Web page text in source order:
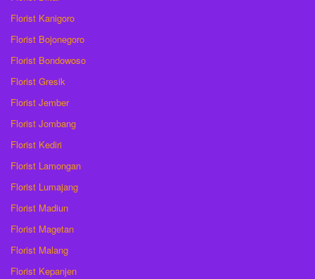
Florist Kanigoro
Florist Bojonegoro
Florist Bondowoso
Florist Gresik
Florist Jember
Florist Jombang
Florist Kediri
Florist Lamongan
Florist Lumajang
Florist Madiun
Florist Magetan
Florist Malang
Florist Kepanjen